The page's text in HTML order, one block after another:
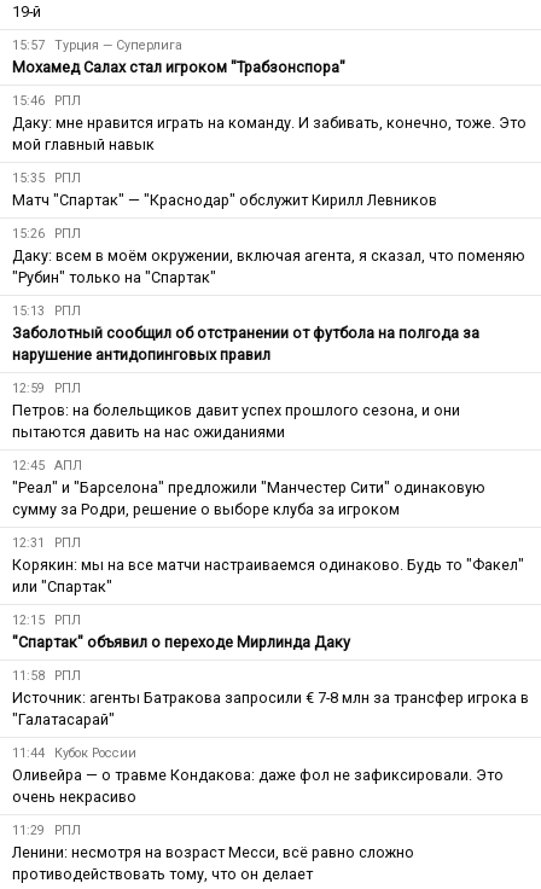
19-й
15:57 Турция — Суперлига
Мохамед Салах стал игроком "Трабзонспора"
15:46 РПЛ
Даку: мне нравится играть на команду. И забивать, конечно, тоже. Это
мой главный навык
15:35 РПЛ
Матч "Спартак" — "Краснодар" обслужит Кирилл Левников
15:26 РПЛ
Даку: всем в моём окружении, включая агента, я сказал, что поменяю
"Рубин" только на "Спартак"
15:13 РПЛ
Заболотный сообщил об отстранении от футбола на полгода за
нарушение антидопинговых правил
12:59 РПЛ
Петров: на болельщиков давит успех прошлого сезона, и они
пытаются давить на нас ожиданиями
12:45 АПЛ
"Реал" и "Барселона" предложили "Манчестер Сити" одинаковую
сумму за Родри, решение о выборе клуба за игроком
12:31 РПЛ
Корякин: мы на все матчи настраиваемся одинаково. Будь то "Факел"
или "Спартак"
12:15 РПЛ
"Спартак" объявил о переходе Мирлинда Даку
11:58 РПЛ
Источник: агенты Батракова запросили € 7-8 млн за трансфер игрока в
"Галатасарай"
11:44 Кубок России
Оливейра — о травме Кондакова: даже фол не зафиксировали. Это
очень некрасиво
11:29 РПЛ
Ленини: несмотря на возраст Месси, всё равно сложно
противодействовать тому, что он делает